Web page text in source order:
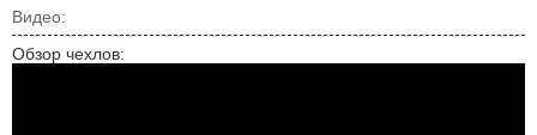
Видео:
Обзор чехлов: